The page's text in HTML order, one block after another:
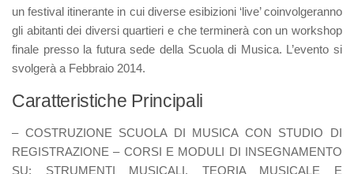
un festival itinerante in cui diverse esibizioni ‘live’ coinvolgeranno
gli abitanti dei diversi quartieri e che terminerà con un workshop
finale presso la futura sede della Scuola di Musica. L’evento si
svolgerà a Febbraio 2014.
Caratteristiche Principali
– COSTRUZIONE SCUOLA DI MUSICA CON STUDIO DI
REGISTRAZIONE – CORSI E MODULI DI INSEGNAMENTO
SU: STRUMENTI MUSICALI, TEORIA MUSICALE E